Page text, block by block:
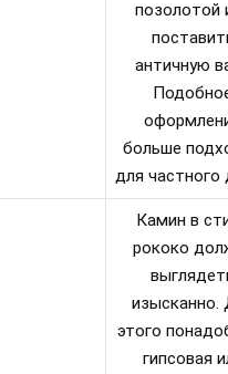
позолотой
античную
больше
для частного
Камин в
рококо
изысканно.
этого
гипсовая